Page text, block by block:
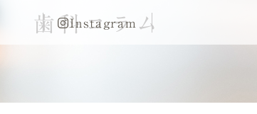
Instagram
歯科コラム